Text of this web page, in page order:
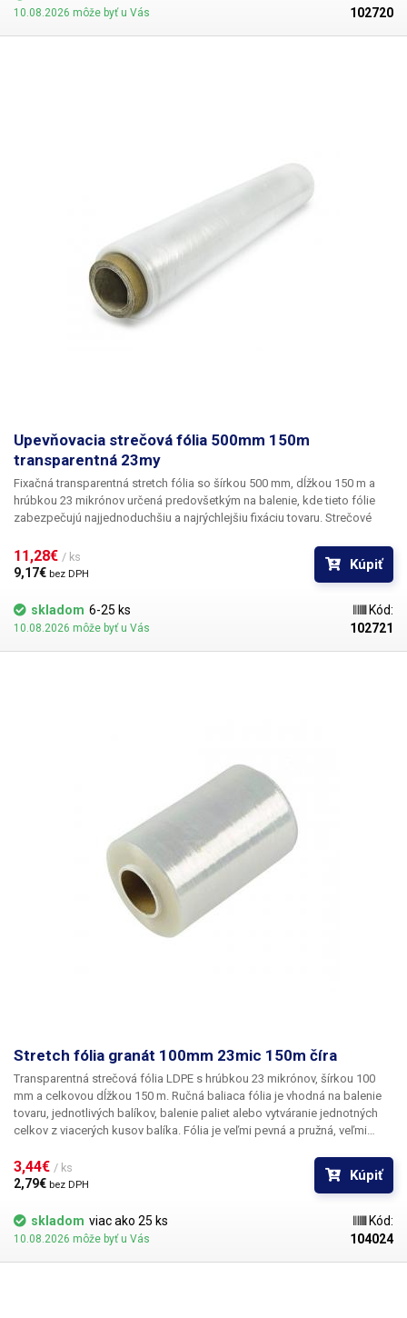
Najideálnejší prostriedok na balenie paliet (spolu s páskami). Vo
viacerých vrstvách fólia poskytuje dôležitú ochranu pred mechanickým
poškodením. Stretch fóliu nie je potrebné zvárať ani lepiť, jednotlivé
10.08.2026 môže byť u Vás
102720
Upevňovacia strečová fólia 500mm 150m
transparentná 23my
Fixačná transparentná stretch fólia so šírkou 500 mm, dĺžkou 150 m a
hrúbkou 23 mikrónov určená predovšetkým na balenie, kde tieto fólie
zabezpečujú najjednoduchšiu a najrýchlejšiu fixáciu tovaru. Strečové
používaným materiálom na balenie tovaru, jednotlivých krabíc alebo
paletizáciu. Fólia je mechanicky odolná, zabraňuje poškriabaniu
výrobkov - napríklad lesklých kovových povrchov, skla. Vhodná aj na
upevnenie škatúľ k sebe alebo na balenie jednotlivých tovarov.
Najideálnejší prostriedok na balenie paliet (spolu s páskami). Vo
viacerých vrstvách fólia poskytuje dôležitú ochranu pred mechanickým
poškodením. Stretch fóliu nie je potrebné zvárať ani lepiť, jednotlivé
11,28€ / ks
9,17€ bez DPH
Kúpiť
skladom 6-25 ks
10.08.2026 môže byť u Vás
Kód:
102721
Stretch fólia granát 100mm 23mic 150m číra
Transparentná strečová fólia LDPE s hrúbkou 23 mikrónov, šírkou 100
mm a celkovou dĺžkou 150 m.
tovaru, jednotlivých balíkov, balenie paliet alebo vytváranie jednotných
celkov z viacerých kusov balíka. Fólia je veľmi pevná a pružná, veľmi
nožom alebo nožnicami. Fólia je tiež výborná na balenie rôznych dielov,
materiálov a tovaru počas skladovania a prepravy, zabalením výrobku do
drevo, plasty atď.
3,44€ / ks
2,79€ bez DPH
Kúpiť
skladom viac ako 25 ks
10.08.2026 môže byť u Vás
Kód:
104024